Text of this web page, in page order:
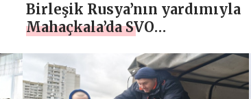
Birleşik Rusya’nın yardımıyla
Mahaçkala’da SVO
düzenlendi